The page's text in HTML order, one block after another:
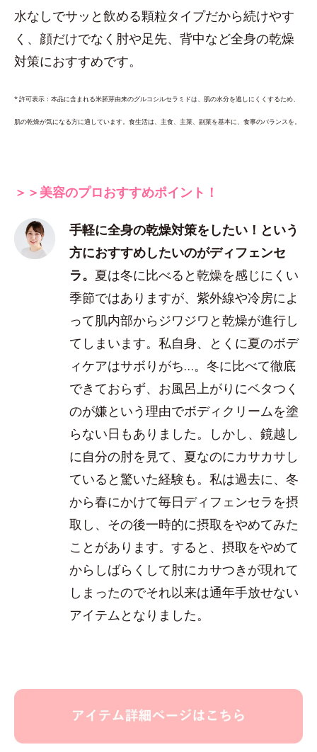
水なしでサッと飲める顆粒タイプだから続けやす
く、顔だけでなく肘や足先、背中など全身の乾燥
対策におすすめです。
* 許可表示：本品に含まれる米胚芽由来のグルコシルセラミドは、肌の水分を逃しにくくするため、
肌の乾燥が気になる方に適しています。食生活は、主食、主菜、副菜を基本に、食事のバランスを。
＞＞美容のプロおすすめポイント！
手軽に全身の乾燥対策をしたい！という
方におすすめしたいのがディフェンセ
ラ。 夏は冬に比べると乾燥を感じにくい
季節ではありますが、紫外線や冷房によ
って肌内部からジワジワと乾燥が進行し
てしまいます。私自身、とくに夏のボデ
ィケアはサボりがち…。冬に比べて徹底
できておらず、お風呂上がりにベタつく
のが嫌という理由でボディクリームを塗
らない日もありました。しかし、鏡越し
に自分の肘を見て、夏なのにカサカサし
ていると驚いた経験も。私は過去に、冬
から春にかけて毎日ディフェンセラを摂
取し、その後一時的に摂取をやめてみた
ことがあります。すると、摂取をやめて
からしばらくして肘にカサつきが現れて
しまったのでそれ以来は通年手放せない
アイテムとなりました。